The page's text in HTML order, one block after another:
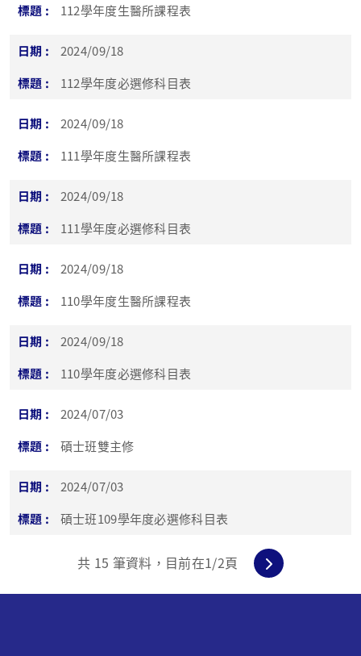
112學年度生醫所課程表
2024/09/18
112學年度必選修科目表
2024/09/18
111學年度生醫所課程表
2024/09/18
111學年度必選修科目表
2024/09/18
110學年度生醫所課程表
2024/09/18
110學年度必選修科目表
2024/07/03
碩士班雙主修
2024/07/03
碩士班109學年度必選修科目表
共 15 筆資料，目前在1/2頁